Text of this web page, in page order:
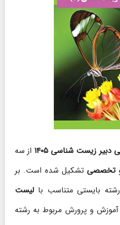
دبیر زیست شناسی ۱۴۰۵
از سه
تخصصی تشکیل شده است. بر
بایستی متناسب با لیست
آموزش و پرورش مربوط به رشته